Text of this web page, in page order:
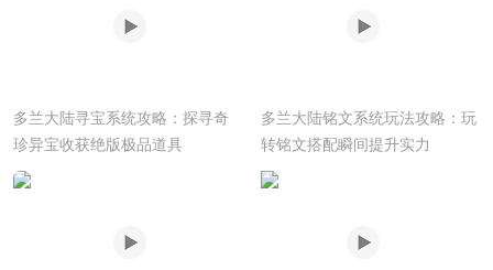
多兰大陆寻宝系统攻略：探寻奇
珍异宝收获绝版极品道具
多兰大陆铭文系统玩法攻略：玩
转铭文搭配瞬间提升实力